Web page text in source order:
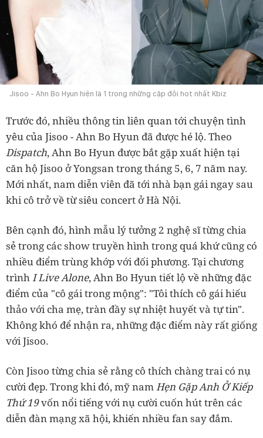
Jisoo - Ahn Bo Hyun hiện là 1 trong những cặp đôi hot nhất Kbiz
Trước đó, nhiều thông tin liên quan tới chuyện tình
yêu của Jisoo - Ahn Bo Hyun đã được hé lộ. Theo
Dispatch, Ahn Bo Hyun được bắt gặp xuất hiện tại
căn hộ Jisoo ở Yongsan trong tháng 5, 6, 7 năm nay.
Mới nhất, nam diễn viên đã tới nhà bạn gái ngay sau
khi cô trở về từ siêu concert ở Hà Nội.
Bên cạnh đó, hình mẫu lý tưởng 2 nghệ sĩ từng chia
sẻ trong các show truyền hình trong quá khứ cũng có
nhiều điểm trùng khớp với đối phương. Tại chương
trình I Live Alone, Ahn Bo Hyun tiết lộ về những đặc
điểm của "cô gái trong mộng": "Tôi thích cô gái hiếu
thảo với cha mẹ, tràn đầy sự nhiệt huyết và tự tin".
Không khó để nhận ra, những đặc điểm này rất giống
với Jisoo.
Còn Jisoo từng chia sẻ rằng cô thích chàng trai có nụ
cười đẹp. Trong khi đó, mỹ nam Hẹn Gặp Anh Ở Kiếp
Thứ 19vốn nổi tiếng với nụ cười cuốn hút trên các
diễn đàn mạng xã hội, khiến nhiều fan say đắm.